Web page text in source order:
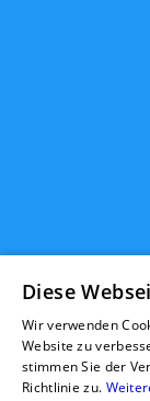
Diese
Wir verwenden
Website zu
stimmen Sie der
Richtlinie zu.